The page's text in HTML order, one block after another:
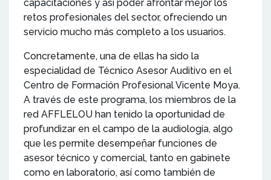
capacitaciones y así poder afrontar mejor los
retos profesionales del sector, ofreciendo un
servicio mucho más completo a los usuarios.
Concretamente, una de ellas ha sido la
especialidad de Técnico Asesor Auditivo en el
Centro de Formación Profesional Vicente Moya.
A través de este programa, los miembros de la
red AFFLELOU han tenido la oportunidad de
profundizar en el campo de la audiología, algo
que les permite desempeñar funciones de
asesor técnico y comercial, tanto en gabinete
como en laboratorio, así como también de